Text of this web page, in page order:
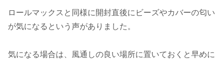
ロールマックスと同様に開封直後にビーズやカバーの匂い
が気になるという声がありました。
気になる場合は、風通しの良い場所に置いておくと早めに